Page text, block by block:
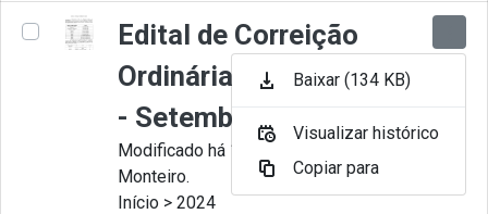
Edital de Correição
Ordinária nº 009-2024
- Setembro
Modificado há 11 Meses por Juliana
Monteiro.
Início > 2024
Baixar (134 KB)
Visualizar histórico
Copiar para